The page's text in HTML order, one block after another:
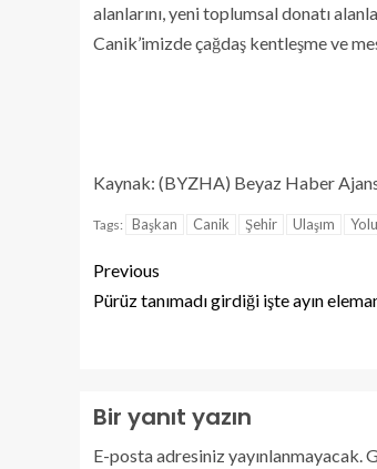
alanlarını, yeni toplumsal donatı
Canik’imizde çağdaş kentleşme ve
Kaynak: (BYZHA) Beyaz Haber
Tags: Başkan Canik Şehir Ulaşım Yolu
Previous
Pürüz tanımadı girdiği işte ayın
Bir yanıt yazın
E-posta adresiniz yayınlanmayacak.